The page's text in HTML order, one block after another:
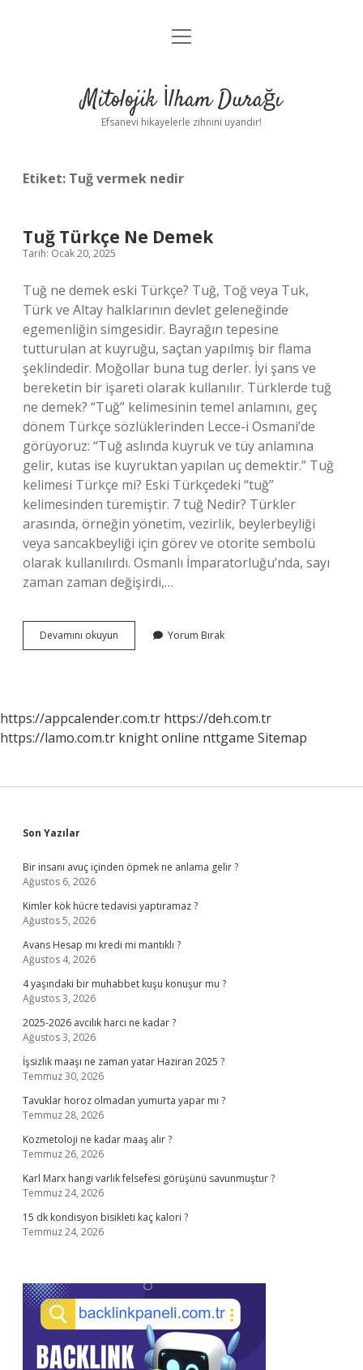
Anasayfa
Yasal Uyarı
menüyü
Mitolojik İlham Durağı
Efsanevi hikayelerle zihnini uyandır!
Etiket: Tuğ vermek nedir
Tuğ Türkçe Ne Demek
Tarih: Ocak 20, 2025
Tuğ ne demek eski Türkçe? Tuğ, Toğ veya Tuk,
Türk ve Altay halklarının devlet geleneğinde
egemenliğin simgesidir. Bayrağın tepesine
tutturulan at kuyruğu, saçtan yapılmış bir flama
şeklindedir. Moğollar buna tug derler. İyi şans ve
bereketin bir işareti olarak kullanılır. Türklerde tuğ
ne demek? “Tuğ” kelimesinin temel anlamını, geç
dönem Türkçe sözlüklerinden Lecce-i Osmani’de
görüyoruz: “Tuğ aslında kuyruk ve tüy anlamına
gelir, kutas ise kuyruktan yapılan uç demektir.” Tuğ
kelimesi Türkçe mi? Eski Türkçedeki “tuğ”
kelimesinden türemiştir. 7 tuğ Nedir? Türkler
arasında, örneğin yönetim, vezirlik, beylerbeyliği
veya sancakbeyliği için görev ve otorite sembolü
olarak kullanılırdı. Osmanlı İmparatorluğu’nda, sayı
zaman zaman değişirdi,…
Devamını okuyun
Türkçe
Yorum Bırak
https://appcalender.com.tr https://deh.com.tr
https://lamo.com.tr knight online nttgame Sitemap
Sidebar
Son Yazılar
Bir insanı avuç içinden öpmek ne anlama gelir ?
Ağustos 6, 2026
Kimler kök hücre tedavisi yaptıramaz ?
Ağustos 5, 2026
Avans Hesap mı kredi mi mantıklı ?
Ağustos 4, 2026
4 yaşındaki bir muhabbet kuşu konuşur mu ?
Ağustos 3, 2026
2025-2026 avcılık harcı ne kadar ?
Ağustos 3, 2026
İşsizlik maaşı ne zaman yatar Haziran 2025 ?
Temmuz 30, 2026
Tavuklar horoz olmadan yumurta yapar mı ?
Temmuz 28, 2026
Kozmetoloji ne kadar maaş alır ?
Temmuz 26, 2026
Karl Marx hangi varlık felsefesi görüşünü savunmuştur ?
Temmuz 24, 2026
15 dk kondisyon bisikleti kaç kalori ?
Temmuz 24, 2026